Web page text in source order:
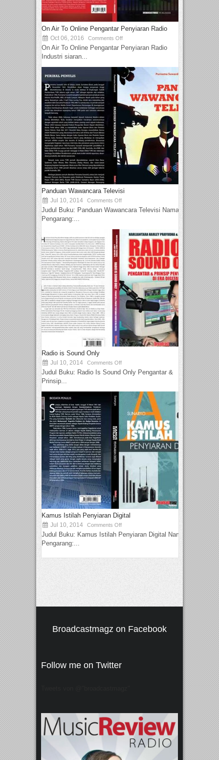
On Air To Online Pengantar Penyiaran Radio
Oct 06, 2016 Comments Off
On Air To Online Pengantar Penyiaran Radio
Industri siaran...
Panduan Wawancara Televisi
Jul 10, 2014 Comments Off
Judul Buku: Panduan Wawancara Televisi Nama
Pengarang:...
Radio is Sound Only
Jul 10, 2014 Comments Off
Judul Buku: Radio Is Sound Only Pengantar &
Prinsip...
Kamus Istilah Penyiaran Digital
Jul 10, 2014 Comments Off
Judul Buku: Kamus Istilah Penyiaran Digital Nama
Pengarang:...
Broadcastmagz on Facebook
Follow me on Twitter